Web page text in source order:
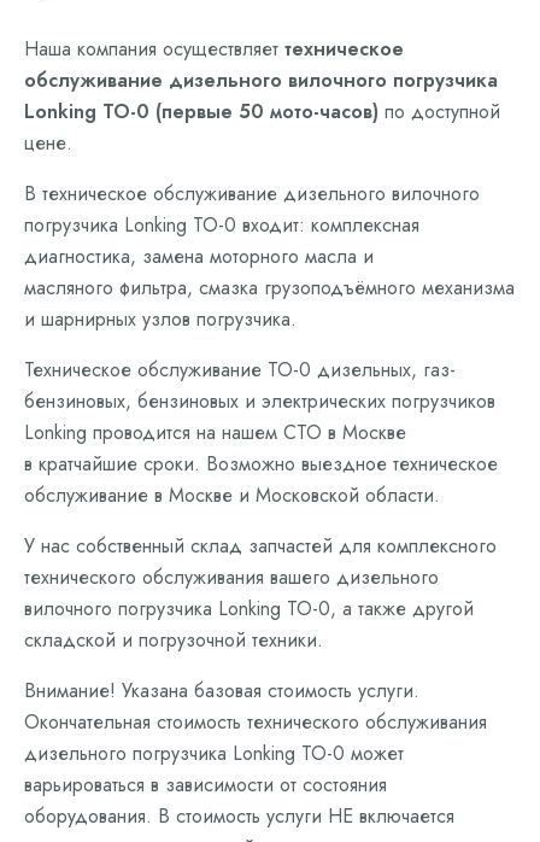
Наша компания осуществляет техническое
обслуживание дизельного вилочного погрузчика
Lonking ТО-0 (первые 50 мото-часов) по доступной
цене.
В техническое обслуживание дизельного вилочного
погрузчика Lonking ТО-0 входит: комплексная
диагностика, замена моторного масла и
масляного фильтра, смазка грузоподъёмного механизма
и шарнирных узлов погрузчика.
Техническое обслуживание ТО-0 дизельных, газ-
бензиновых, бензиновых и электрических погрузчиков
Lonking проводится на нашем СТО в Москве
в кратчайшие сроки. Возможно выездное техническое
обслуживание в Москве и Московской области.
У нас собственный склад запчастей для комплексного
технического обслуживания вашего дизельного
вилочного погрузчика Lonking ТО-0, а также другой
складской и погрузочной техники.
Внимание! Указана базовая стоимость услуги.
Окончательная стоимость технического обслуживания
дизельного погрузчика Lonking ТО-0 может
варьироваться в зависимости от состояния
оборудования. В стоимость услуги НЕ включается